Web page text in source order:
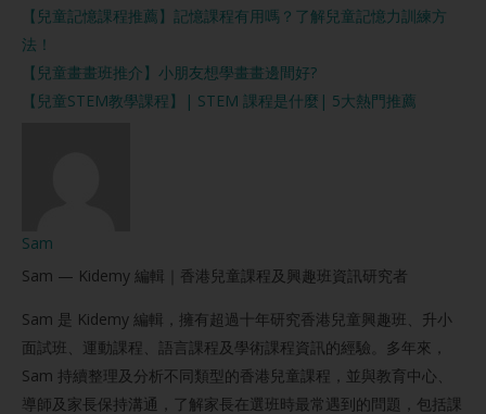
【兒童記憶課程推薦】記憶課程有用嗎？⁠了解兒童記憶力訓練方
法！
【兒童畫畫班推介】小朋友想學畫畫邊間好?
【兒童STEM教學課程】| STEM 課程是什麼| 5大熱門推薦
Sam
Sam — Kidemy 編輯｜香港兒童課程及興趣班資訊研究者
Sam 是 Kidemy 編輯，擁有超過十年研究香港兒童興趣班、升小
面試班、運動課程、語言課程及學術課程資訊的經驗。多年來，
Sam 持續整理及分析不同類型的香港兒童課程，並與教育中心、
導師及家長保持溝通，了解家長在選班時最常遇到的問題，包括課